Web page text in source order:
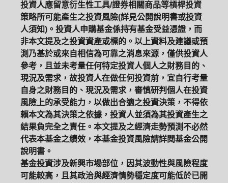
投資人應留意衍生性工具/證券相關商品等槓桿投資
策略所可能產生之投資風險(詳見公開說明書或投資
人須知)。投資人申購基金係持有基金受益憑證，而
非本文提及之投資資產或標的。以上資料及建議或預
測乃基於或來自相信為可靠之消息來源，僅供投資人
參考，且並未考量任何特定投資人個人之財務目的、
現況及需求，故投資人在做任何投資前，宜自行考量
自身之財務目的、現況及需求，審慎研判個人在投資
風險上的承受能力，以做出合適之投資決策，不得依
賴本文為其決策之依據，投資人並須為其投資產生之
結果負完全之責任。本文提及之經濟走勢預測不必然
代表本基金之績效，本基金投資風險請詳閱基金公開
說明書。
基金投資涉及新興市場部位，因其波動性與風險程度
可能較高，且其政治與經濟情勢穩定度可能低於已開